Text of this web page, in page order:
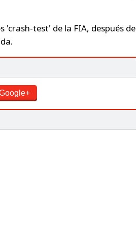
'crash-test' de la FIA, después de